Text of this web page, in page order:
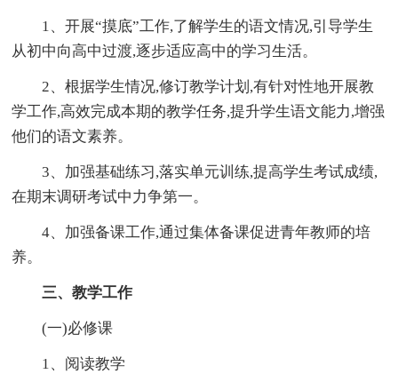
1、开展“摸底”工作,了解学生的语文情况,引导学生
从初中向高中过渡,逐步适应高中的学习生活。
2、根据学生情况,修订教学计划,有针对性地开展教
学工作,高效完成本期的教学任务,提升学生语文能力,增强
他们的语文素养。
3、加强基础练习,落实单元训练,提高学生考试成绩,
在期末调研考试中力争第一。
4、加强备课工作,通过集体备课促进青年教师的培
养。
三、教学工作
(一)必修课
1、阅读教学